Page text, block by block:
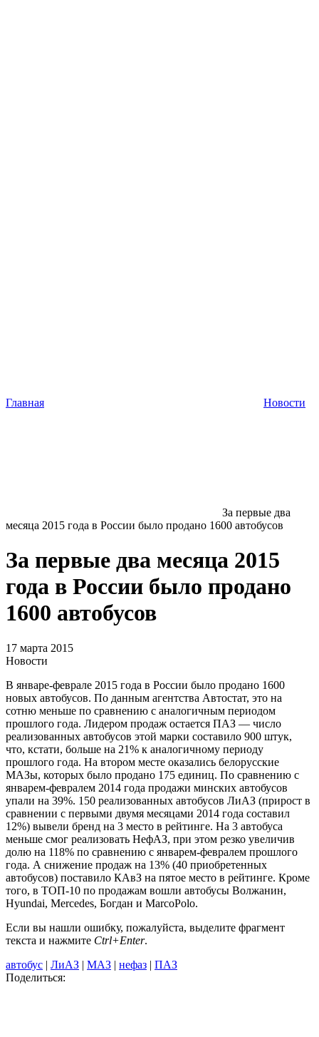
Главная Новости
За первые два
месяца 2015 года в России было продано 1600 автобусов
За первые два месяца 2015
года в России было продано
1600 автобусов
17 марта 2015
Новости
В январе-феврале 2015 года в России было продано 1600
новых автобусов. По данным агентства Автостат, это на
сотню меньше по сравнению с аналогичным периодом
прошлого года. Лидером продаж остается ПАЗ — число
реализованных автобусов этой марки составило 900 штук,
что, кстати, больше на 21% к аналогичному периоду
прошлого года. На втором месте оказались белорусские
МАЗы, которых было продано 175 единиц. По сравнению с
январем-февралем 2014 года продажи минских автобусов
упали на 39%. 150 реализованных автобусов ЛиАЗ (прирост в
сравнении с первыми двумя месяцами 2014 года составил
12%) вывели бренд на 3 место в рейтинге. На 3 автобуса
меньше смог реализовать НефАЗ, при этом резко увеличив
долю на 118% по сравнению с январем-февралем прошлого
года. А снижение продаж на 13% (40 приобретенных
автобусов) поставило КАвЗ на пятое место в рейтинге. Кроме
того, в ТОП-10 по продажам вошли автобусы Волжанин,
Hyundai, Mercedes, Богдан и MarcoPolo.
Если вы нашли ошибку, пожалуйста, выделите фрагмент
текста и нажмите Ctrl+Enter.
автобус | ЛиАЗ | МАЗ | нефаз | ПАЗ
Поделиться: